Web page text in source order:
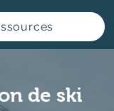
de ski